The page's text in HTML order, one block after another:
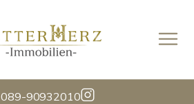
089-90932010